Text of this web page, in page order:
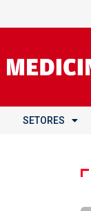
SETORES